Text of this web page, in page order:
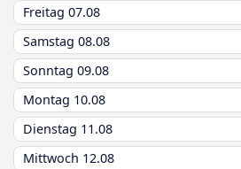
Freitag 07.08
Samstag 08.08
Sonntag 09.08
Montag 10.08
Dienstag 11.08
Mittwoch 12.08